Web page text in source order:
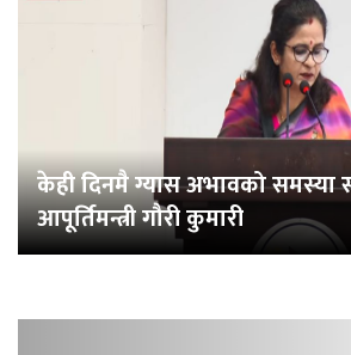
केही दिनमै ग्यास अभावको समस्या
आपूर्तिमन्त्री गौरी कुमारी